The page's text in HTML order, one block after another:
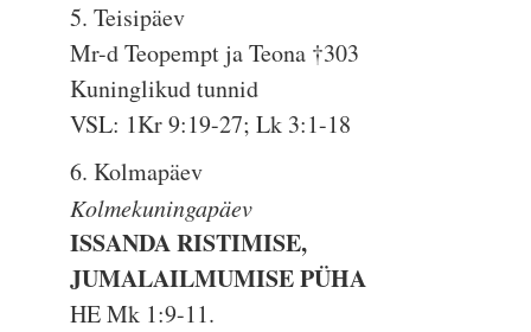
5. Teisipäev
Mr-d Teopempt ja Teona †303
Kuninglikud tunnid
VSL: 1Kr 9:19-27; Lk 3:1-18
6. Kolmapäev
Kolmekuningapäev
ISSANDA RISTIMISE,
JUMALAILMUMISE PÜHA
HE Mk 1:9-11.